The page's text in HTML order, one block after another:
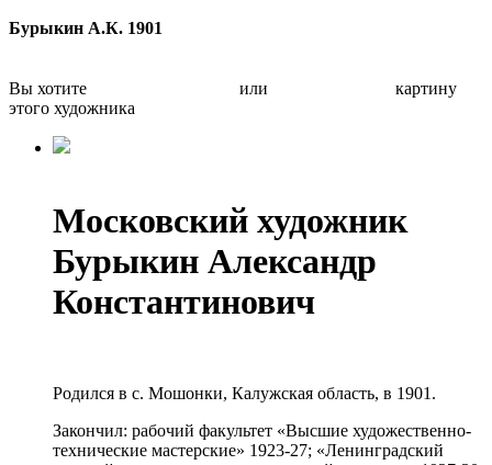
Бурыкин А.К. 1901
Вы хотите или
картину
этого художника
Московский художник
Бурыкин Александр
Константинович
Родился в с. Мошонки, Калужская область, в 1901.
Закончил: рабочий факультет «Высшие художественно-
технические мастерские» 1923-27; «Ленинградский